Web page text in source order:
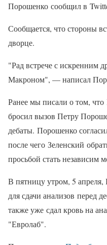
Порошенко сообщил в
Сообщается, что стороны
дворце.
"Рад встрече с искренним
Макроном", — написал
Ранее мы писали о том,
бросил вызов Петру
дебаты. Порошенко
после чего Зеленский
просьбой стать независим
В пятницу утром, 5
для сдачи анализов перед
также уже сдал кровь на
"Евролаб".